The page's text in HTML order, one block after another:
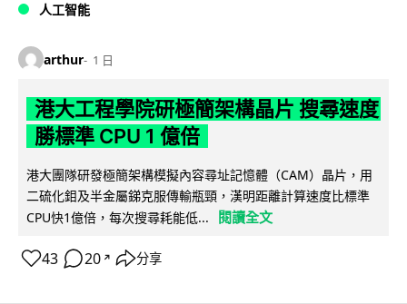
人工智能
arthur 1 日
港大工程學院研極簡架構晶片 搜尋速度
勝標準 CPU 1 億倍
港大團隊研發極簡架構模擬內容尋址記憶體（CAM）晶片，用
二硫化鉬及半金屬銻克服傳輸瓶頸，漢明距離計算速度比標準
CPU快1億倍，每次搜尋耗能低...
閱讀全文
43 20 ↗ 分享